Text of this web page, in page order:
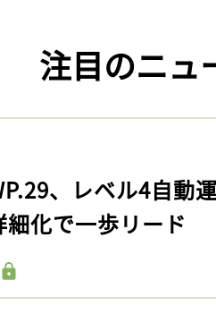
注目のニュ
、レベル4自動
細化で一歩リード